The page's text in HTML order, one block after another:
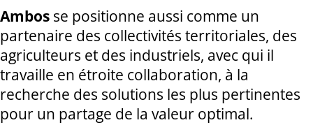
Ambos se positionne aussi comme un
partenaire des collectivités territoriales, des
agriculteurs et des industriels, avec qui il
travaille en étroite collaboration, à la
recherche des solutions les plus pertinentes
pour un partage de la valeur optimal.